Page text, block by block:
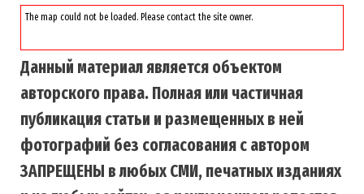
The map could not be loaded. Please contact the site owner.
Данный материал является объектом
авторского права. Полная или частичная
публикация статьи и размещенных в ней
фотографий без согласования с автором
ЗАПРЕЩЕНЫ в любых СМИ, печатных изданиях